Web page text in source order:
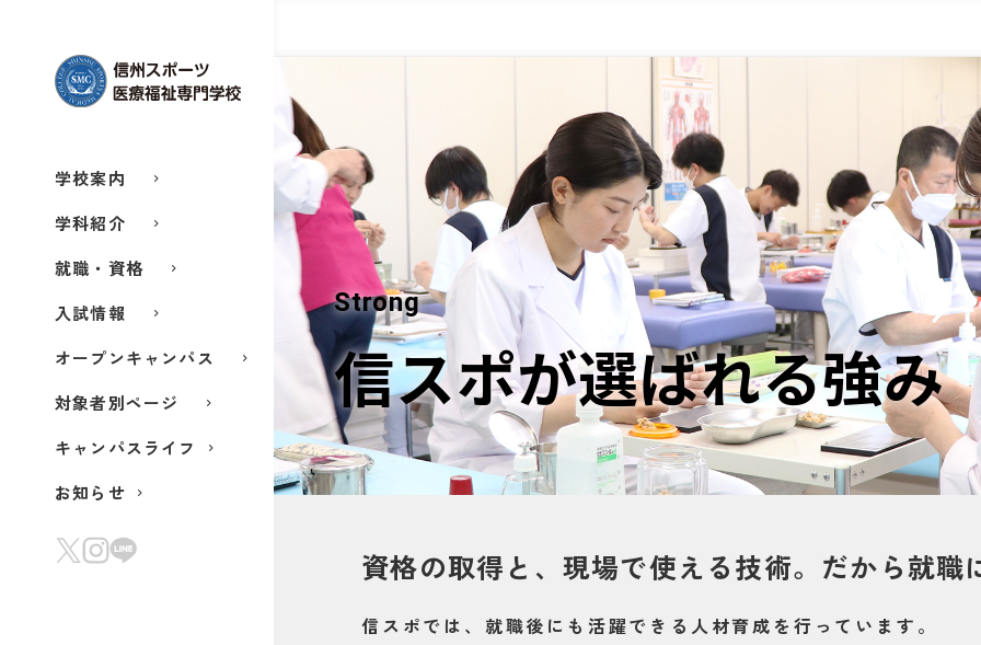
学校案内
学科紹介
就職・資格
入試情報
オープンキャンパス
対象者別ページ
キャンパスライフ
お知らせ
Strong
信スポが選ばれる強み
資格の取得と、現場で使える技術。だから就職
信スポでは、就職後にも活躍できる人材育成を行っています。